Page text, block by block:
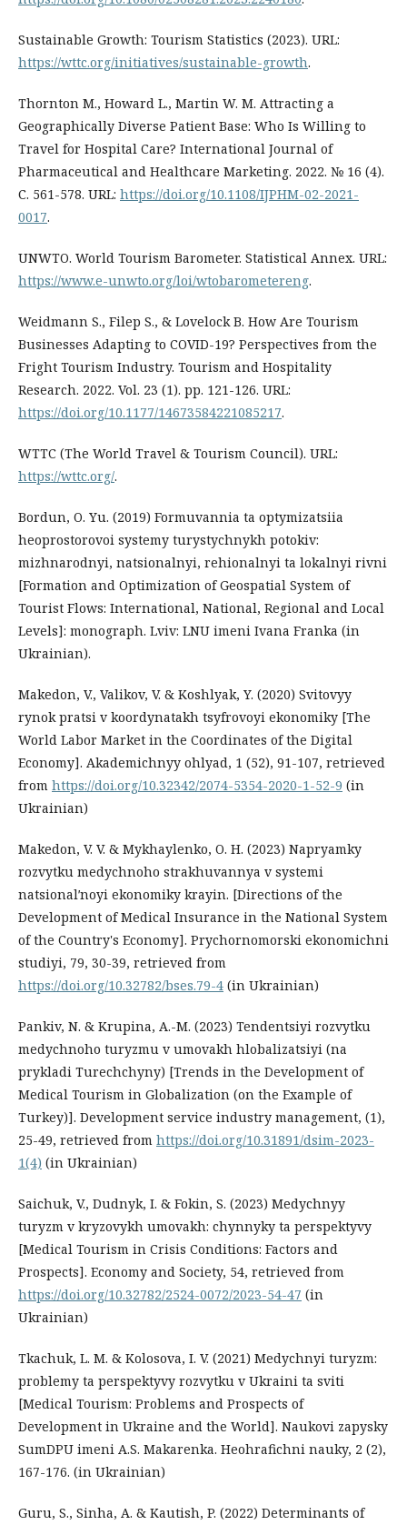
Sustainable Growth: Tourism Statistics (2023). URL:
https://wttc.org/initiatives/sustainable-growth.
Thornton M., Howard L., Martin W. M. Attracting a
Geographically Diverse Patient Base: Who Is Willing to
Travel for Hospital Care? International Journal of
Pharmaceutical and Healthcare Marketing. 2022. № 16 (4).
С. 561-578. URL: https://doi.org/10.1108/IJPHM-02-2021-
0017.
UNWTO. World Tourism Barometer. Statistical Annex. URL:
https://www.e-unwto.org/loi/wtobarometereng.
Weidmann S., Filep S., & Lovelock B. How Are Tourism
Businesses Adapting to COVID-19? Perspectives from the
Fright Tourism Industry. Tourism and Hospitality
Research. 2022. Vol. 23 (1). pp. 121-126. URL:
https://doi.org/10.1177/14673584221085217.
WTTC (The World Travel & Tourism Council). URL:
https://wttc.org/.
Bordun, O. Yu. (2019) Formuvannia ta optymizatsiia
heoprostorovoi systemy turystychnykh potokiv:
mizhnarodnyi, natsionalnyi, rehionalnyi ta lokalnyi rivni
[Formation and Optimization of Geospatial System of
Tourist Flows: International, National, Regional and Local
Levels]: monograph. Lviv: LNU imeni Ivana Franka (in
Ukrainian).
Makedon, V., Valikov, V. & Koshlyak, Y. (2020) Svitovyy
rynok pratsi v koordynatakh tsyfrovoyi ekonomiky [The
World Labor Market in the Coordinates of the Digital
Economy]. Akademichnyy ohlyad, 1 (52), 91-107, retrieved
from https://doi.org/10.32342/2074-5354-2020-1-52-9 (in
Ukrainian)
Makedon, V. V. & Mykhaylenko, O. H. (2023) Napryamky
rozvytku medychnoho strakhuvannya v systemi
natsionalʹnoyi ekonomiky krayin. [Directions of the
Development of Medical Insurance in the National System
of the Country's Economy]. Prychornomorski ekonomichni
studiyi, 79, 30-39, retrieved from
https://doi.org/10.32782/bses.79-4 (in Ukrainian)
Pankiv, N. & Krupina, A.-M. (2023) Tendentsiyi rozvytku
medychnoho turyzmu v umovakh hlobalizatsiyi (na
prykladi Turechchyny) [Trends in the Development of
Medical Tourism in Globalization (on the Example of
Turkey)]. Development service industry management, (1),
25-49, retrieved from https://doi.org/10.31891/dsim-2023-
1(4) (in Ukrainian)
Saichuk, V., Dudnyk, I. & Fokin, S. (2023) Medychnyy
turyzm v kryzovykh umovakh: chynnyky ta perspektyvy
[Medical Tourism in Crisis Conditions: Factors and
Prospects]. Economy and Society, 54, retrieved from
https://doi.org/10.32782/2524-0072/2023-54-47 (in
Ukrainian)
Tkachuk, L. M. & Kolosova, I. V. (2021) Medychnyi turyzm:
problemy ta perspektyvy rozvytku v Ukraini ta sviti
[Medical Tourism: Problems and Prospects of
Development in Ukraine and the World]. Naukovi zapysky
SumDPU imeni A.S. Makarenka. Heohrafichni nauky, 2 (2),
167-176. (in Ukrainian)
Guru, S., Sinha, A. & Kautish, P. (2022) Determinants of